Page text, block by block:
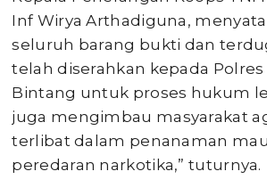
Inf Wirya Arthadiguna,
seluruh barang bukti dan
telah diserahkan kepada
Bintang untuk proses hukum
juga mengimbau masyarakat
terlibat dalam penanaman
peredaran narkotika,” tuturnya.